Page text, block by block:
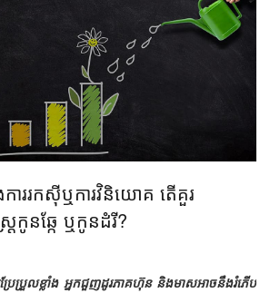
ាររកស៊ីឬការវិនិយោគ តើគួរ
រកូនឆ្កែ ឬកូនដំរី?​
រែប្រួលខ្លាំង អ្នកជួញដូរភាគហ៊ុន និងមាសអាចនឹងរំភើប